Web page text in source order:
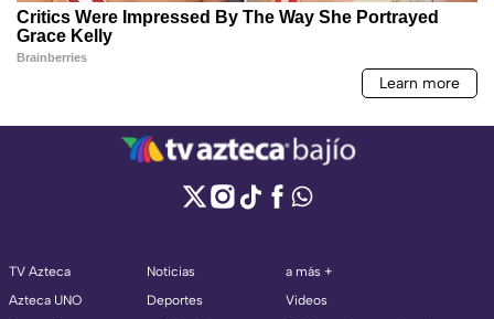
TV Azteca
Azteca UNO
Noticias
Deportes
a más +
Videos